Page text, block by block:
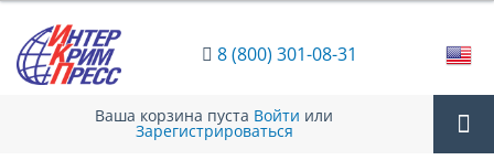
8 (800) 301-08-31
Ваша корзина пуста Войти или
Зарегистрироваться